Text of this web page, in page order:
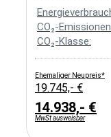
CO₂-
CO₂-Klasse:
Ehemaliger Neupreis*
19.745,- €
14.938,- €
MwSt ausweisbar